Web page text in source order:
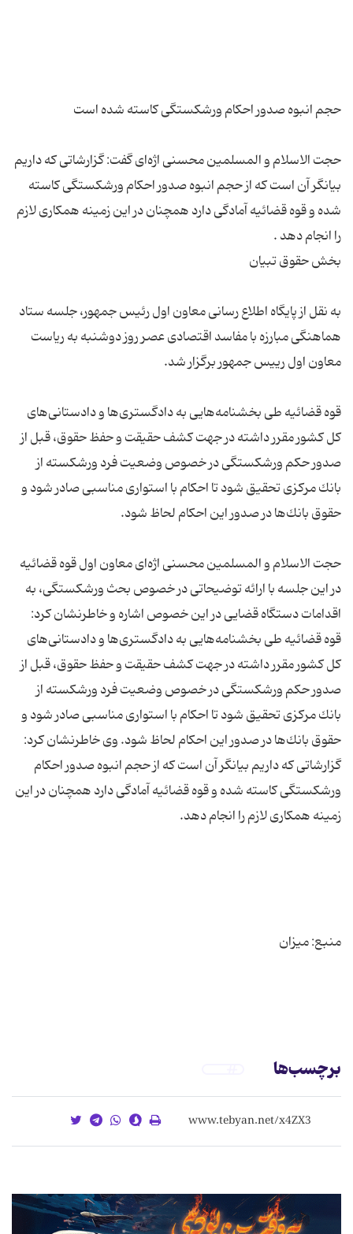
حجت الاسلام و المسلمین محسنی اژه‌ای گفت: گزارشاتی كه داریم
بیانگر آن است كه از حجم انبوه صدور احكام ورشكستگی كاسته
شده و قوه قضائیه آمادگی دارد همچنان در این زمینه همكاری لازم
به نقل از پایگاه اطلاع رسانی معاون اول رئیس جمهور، جلسه ستاد
هماهنگی مبارزه با مفاسد اقتصادی عصر روز دوشنبه به ریاست
قوه قضائیه طی بخشنامه‌هایی به دادگستری‌ها و دادستانی‌های
كل كشور مقرر داشته در جهت كشف حقیقت و حفظ حقوق، قبل از
صدور حكم ورشكستگی در خصوص وضعیت فرد ورشكسته از
بانك مركزی تحقیق شود تا احكام با استواری مناسبی صادر شود و
حجت الاسلام و المسلمین محسنی اژه‌ای معاون اول قوه قضائیه
در این جلسه با ارائه توضیحاتی در خصوص بحث ورشكستگی، به
اقدامات دستگاه قضایی در این خصوص اشاره و خاطرنشان كرد:
قوه قضائیه طی بخشنامه‌هایی به دادگستری‌ها و دادستانی‌های
كل كشور مقرر داشته در جهت كشف حقیقت و حفظ حقوق، قبل از
صدور حكم ورشكستگی در خصوص وضعیت فرد ورشكسته از
بانك مركزی تحقیق شود تا احكام با استواری مناسبی صادر شود و
حقوق بانك‌ها در صدور این احكام لحاظ شود. وی خاطرنشان کرد:
گزارشاتی كه داریم بیانگر آن است كه از حجم انبوه صدور احكام
ورشكستگی كاسته شده و قوه قضائیه آمادگی دارد همچنان در این
برچسب‌ها